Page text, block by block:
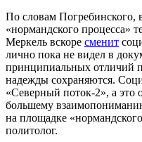
По словам Погребинского,
«нормандского процесса»
Меркель вскоре сменит
лично пока не видел в
принципиальных отличий
надежды сохраняются.
«Северный поток-2», а это
большему
на площадке
политолог.